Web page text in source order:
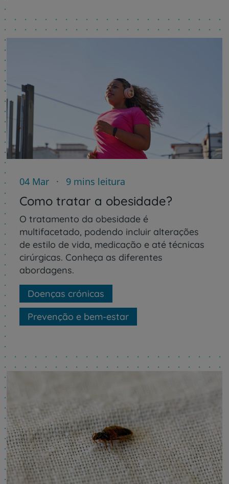
04 Mar 9 mins leitura
Como tratar a obesidade?
O tratamento da obesidade é
multifacetado, podendo incluir alterações
de estilo de vida, medicação e até técnicas
cirúrgicas. Conheça as diferentes
abordagens.
Doenças crónicas
Prevenção e bem-estar